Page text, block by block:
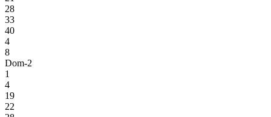
28
33
40
4
8
Dom-2
1
4
19
22